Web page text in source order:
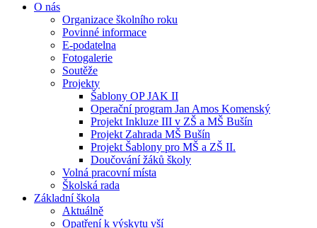
O nás
Organizace školního roku
Povinné informace
E-podatelna
Fotogalerie
Soutěže
Projekty
Šablony OP JAK II
Operační program Jan Amos Komenský
Projekt Inkluze III v ZŠ a MŠ Bušín
Projekt Zahrada MŠ Bušín
Projekt Šablony pro MŠ a ZŠ II.
Doučování žáků školy
Volná pracovní místa
Školská rada
Základní škola
Aktuálně
Opatření k výskytu vší